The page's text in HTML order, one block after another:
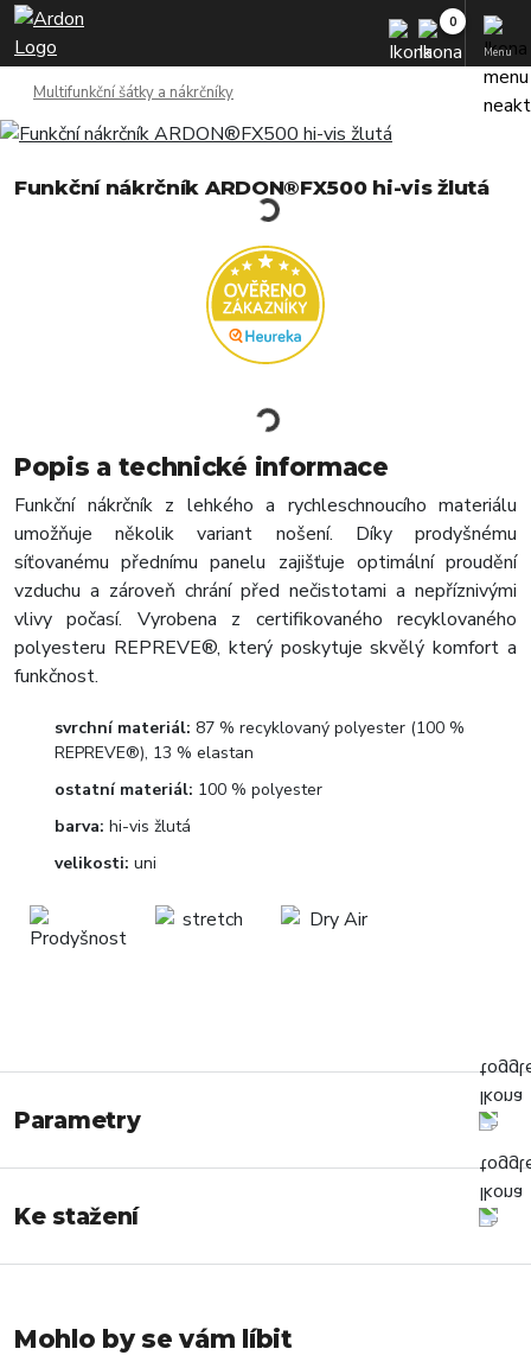
Menu
Multifunkční šátky a nákrčníky
Funkční nákrčník ARDON®FX500 hi-vis žlutá
Popis a technické informace
Funkční nákrčník z lehkého a rychleschnoucího materiálu
umožňuje několik variant nošení. Díky prodyšnému
síťovanému přednímu panelu zajišťuje optimální proudění
vzduchu a zároveň chrání před nečistotami a nepříznivými
vlivy počasí. Vyrobena z certifikovaného recyklovaného
polyesteru REPREVE®, který poskytuje skvělý komfort a
funkčnost.
svrchní materiál: 87 % recyklovaný polyester (100 %
REPREVE®), 13 % elastan
ostatní materiál: 100 % polyester
barva: hi-vis žlutá
velikosti: uni
Parametry
Ke stažení
Mohlo by se vám líbit